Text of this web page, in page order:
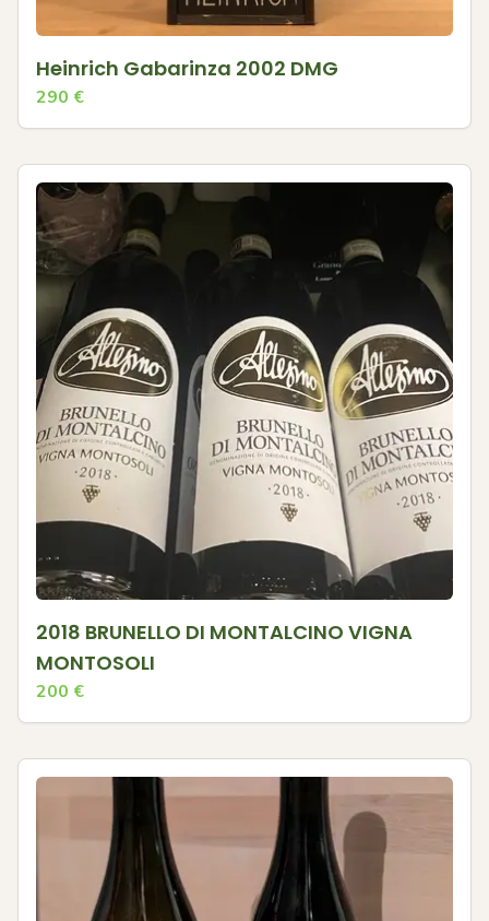
Heinrich Gabarinza 2002 DMG
290 €
2018 BRUNELLO DI MONTALCINO VIGNA
MONTOSOLI
200 €